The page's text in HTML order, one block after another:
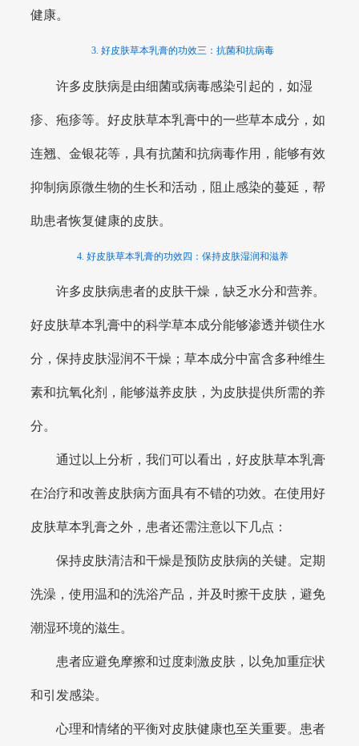
健康。
3. 好皮肤草本乳膏的功效三：抗菌和抗病毒
许多皮肤病是由细菌或病毒感染引起的，如湿
疹、疱疹等。好皮肤草本乳膏中的一些草本成分，如
连翘、金银花等，具有抗菌和抗病毒作用，能够有效
抑制病原微生物的生长和活动，阻止感染的蔓延，帮
助患者恢复健康的皮肤。
4. 好皮肤草本乳膏的功效四：保持皮肤湿润和滋养
许多皮肤病患者的皮肤干燥，缺乏水分和营养。
好皮肤草本乳膏中的科学草本成分能够渗透并锁住水
分，保持皮肤湿润不干燥；草本成分中富含多种维生
素和抗氧化剂，能够滋养皮肤，为皮肤提供所需的养
分。
通过以上分析，我们可以看出，好皮肤草本乳膏
在治疗和改善皮肤病方面具有不错的功效。在使用好
皮肤草本乳膏之外，患者还需注意以下几点：
保持皮肤清洁和干燥是预防皮肤病的关键。定期
洗澡，使用温和的洗浴产品，并及时擦干皮肤，避免
潮湿环境的滋生。
患者应避免摩擦和过度刺激皮肤，以免加重症状
和引发感染。
心理和情绪的平衡对皮肤健康也至关重要。患者